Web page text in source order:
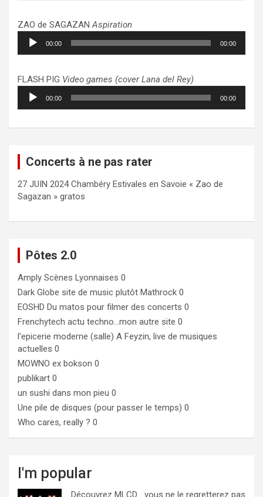
ZAO de SAGAZANAspiration
Lecteur
audio
00:00 00:00
FLASH PIG Video games (cover Lana del Rey)
Lecteur
audio
00:00 00:00
Concerts à ne pas rater
27 JUIN 2024 Chambéry Estivales en Savoie « Zao de
Sagazan » gratos
Pôtes 2.0
Amply Scènes Lyonnaises 0
Dark Globe site de music plutôt Mathrock 0
EOSHD Du matos pour filmer des concerts 0
Frenchytech actu techno…mon autre site 0
l'epicerie moderne (salle) A Feyzin, live de musiques
actuelles 0
MOWNO ex bokson 0
publikart 0
un sushi dans mon pieu 0
Une pile de disques (pour passer le temps) 0
Who cares, really ? 0
I'm popular
Découvrez MLCD… vous ne le regretterez pas